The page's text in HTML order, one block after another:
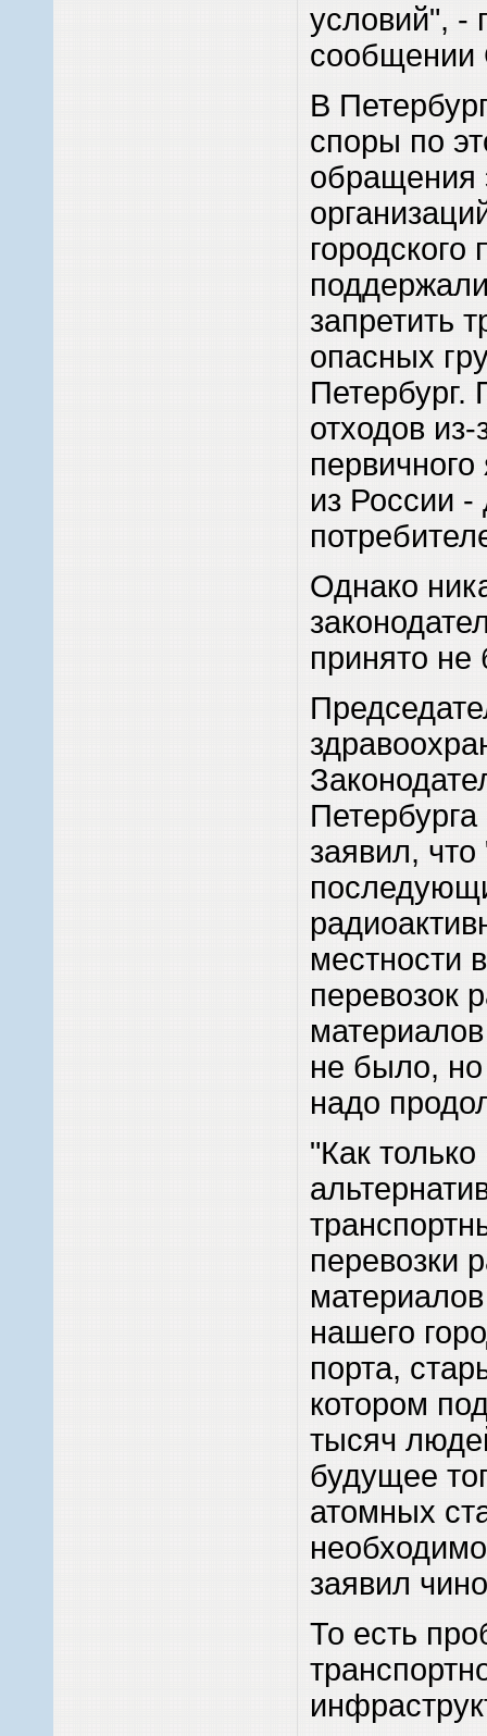
условий", -
сообщении
В
споры по
обращения
городского
запретить
опасных
Петербург.
отходов
из России
Однако
принято не
заявил,
местности
перевозок
не было, но
надо
"Как
перевозки
нашего
порта,
котором
тысяч
будущее
атомных
заявил
То есть